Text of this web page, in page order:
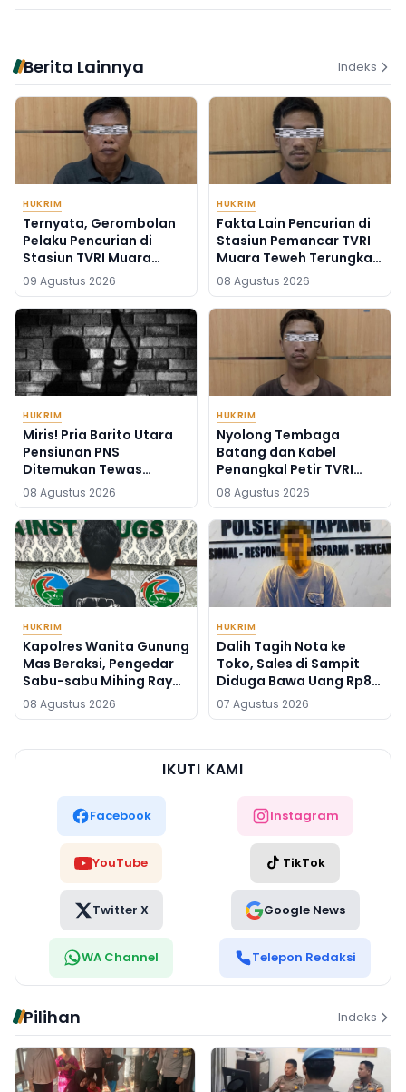
Berita Lainnya Indeks
HUKRIM
Ternyata, Gerombolan
Pelaku Pencurian di
Stasiun TVRI Muara
Teweh Positif Sabu-
sabu
09 Agustus 2026
HUKRIM
Fakta Lain Pencurian di
Stasiun Pemancar TVRI
Muara Teweh Terungkap
Berkat Rekaman CCTV
08 Agustus 2026
HUKRIM
Miris! Pria Barito Utara
Pensiunan PNS
Ditemukan Tewas
Gantung Diri di Pasar
Subuh Ampah
08 Agustus 2026
HUKRIM
Nyolong Tembaga
Batang dan Kabel
Penangkal Petir TVRI
Muara Teweh, Lima Pria
Ini Diringkus Polisi
08 Agustus 2026
HUKRIM
Kapolres Wanita Gunung
Mas Beraksi, Pengedar
Sabu-sabu Mihing Raya
Diringkus di Barak
08 Agustus 2026
HUKRIM
Dalih Tagih Nota ke
Toko, Sales di Sampit
Diduga Bawa Uang Rp87
Juta
07 Agustus 2026
IKUTI KAMI
Facebook Instagram
YouTube TikTok
Twitter X Google News
WA Channel Telepon Redaksi
Pilihan Indeks